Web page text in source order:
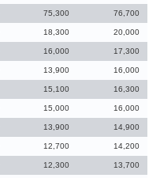
75,300 76,700
18,300 20,000
16,000 17,300
13,900 16,000
15,100 16,300
15,000 16,000
13,900 14,900
12,700 14,200
12,300 13,700